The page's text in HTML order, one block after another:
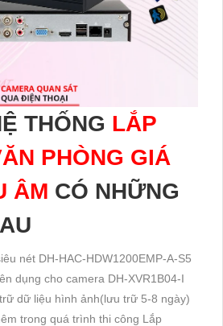
THỐNG LẮP
PHÒNG GIÁ
ÂM CÓ NHỮNG
nét DH-HAC-HDW1200EMP-A-S5
dụng cho camera DH-XVR1B04-I
dữ liệu hình ảnh(lưu trữ 5-8 ngày)
trong quá trình thi công Lắp